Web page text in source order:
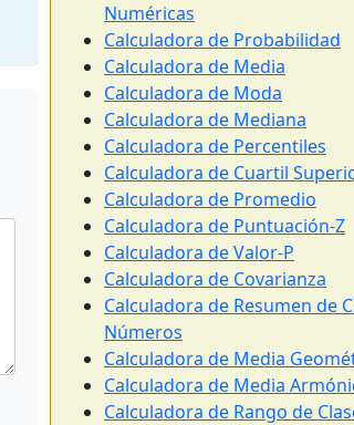
Numéricas
Calculadora de Probabilidad
Calculadora de Media
Calculadora de Moda
Calculadora de Mediana
Calculadora de Percentiles
Calculadora de Cuartil
Calculadora de Promedio
Calculadora de Puntuación-Z
Calculadora de Valor-P
Calculadora de Covarianza
Calculadora de Resumen de
Números
Calculadora de Media
Calculadora de Media
Calculadora de Rango de